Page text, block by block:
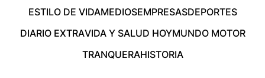
ESTILO DE VIDAMEDIOSEMPRESASDEPORTES
DIARIO EXTRAVIDA Y SALUD HOYMUNDO MOTOR
TRANQUERAHISTORIA